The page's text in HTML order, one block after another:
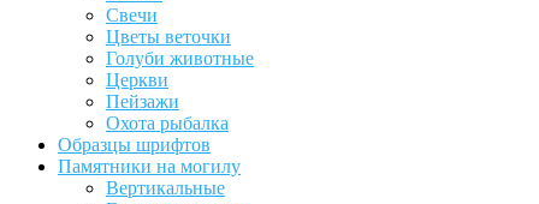
Свечи
Цветы веточки
Голуби животные
Церкви
Пейзажи
Охота рыбалка
Образцы шрифтов
Памятники на могилу
Вертикальные